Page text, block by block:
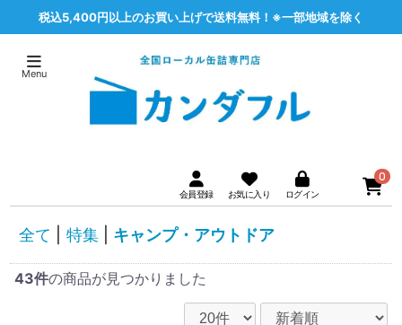
税込5,400円以上のお買い上げで送料無料！※一部地域を除く
0
全て 特集 キャンプ・アウトドア
43件の商品が見つかりました